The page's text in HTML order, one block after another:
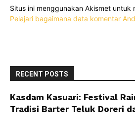
Situs ini menggunakan Akismet untuk
Pelajari bagaimana data komentar
RECENT POSTS
Kasdam Kasuari: Festival
Tradisi Barter Teluk Doreri